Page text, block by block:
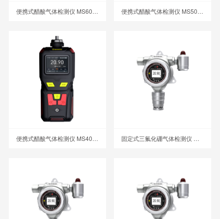
便携式醋酸气体检测仪 MS600-C2H4O2 便携式醋酸气体检测仪 MS500-C2H4O2
便携式醋酸气体检测仪 MS400-C2H4O2 固定式三氟化硼气体检测仪 MIC-500S-BF3